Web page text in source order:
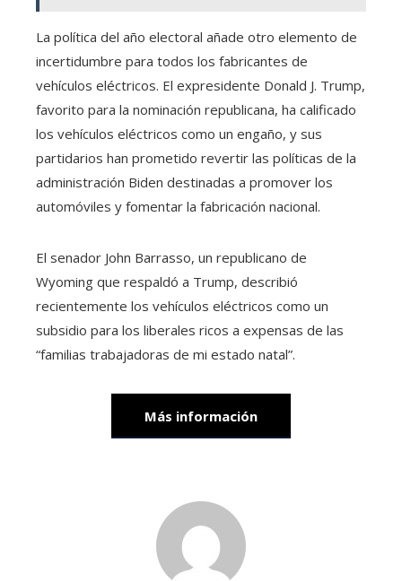
La política del año electoral añade otro elemento de
incertidumbre para todos los fabricantes de
vehículos eléctricos. El expresidente Donald J. Trump,
favorito para la nominación republicana, ha calificado
los vehículos eléctricos como un engaño, y sus
partidarios han prometido revertir las políticas de la
administración Biden destinadas a promover los
automóviles y fomentar la fabricación nacional.
El senador John Barrasso, un republicano de
Wyoming que respaldó a Trump, describió
recientemente los vehículos eléctricos como un
subsidio para los liberales ricos a expensas de las
“familias trabajadoras de mi estado natal”.
Más información